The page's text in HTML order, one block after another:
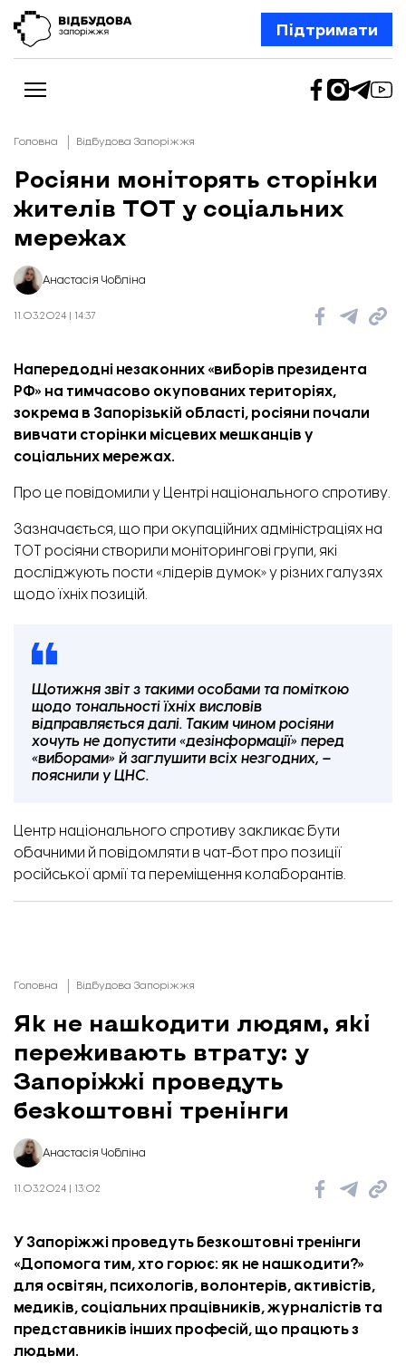
Підтримати
Новини
Відбудова Запоріжжя
Ексклюзив
Бізнес
Шлях додому
Відбудова. Життя
Про нас
Головна Відбудова Запоріжжя
Росіяни моніторять сторінки
жителів ТОТ у соціальних
мережах
Анастасія Чобліна
11.03.2024 | 14:37
Напередодні незаконних «виборів президента
РФ» на тимчасово окупованих територіях,
зокрема в Запорізькій області, росіяни почали
вивчати сторінки місцевих мешканців у
соціальних мережах.
Про це повідомили у Центрі національного спротиву.
Зазначається, що при окупаційних адміністраціях на
ТОТ росіяни створили моніторингові групи, які
досліджують пости «лідерів думок» у різних галузях
щодо їхніх позицій.
Щотижня звіт з такими особами та поміткою
щодо тональності їхніх висловів
відправляється далі. Таким чином росіяни
хочуть не допустити «дезінформації» перед
«виборами» й заглушити всіх незгодних, –
пояснили у ЦНС.
Центр національного спротиву закликає бути
обачними й повідомляти в чат-бот про позиції
російської армії та переміщення колаборантів.
Головна Відбудова Запоріжжя
Як не нашкодити людям, які
переживають втрату: у
Запоріжжі проведуть
безкоштовні тренінги
Анастасія Чобліна
11.03.2024 | 13:02
У Запоріжжі проведуть безкоштовні тренінги
«Допомога тим, хто горює: як не нашкодити?»
для освітян, психологів, волонтерів, активістів,
медиків, соціальних працівників, журналістів та
представників інших професій, що працють з
людьми.